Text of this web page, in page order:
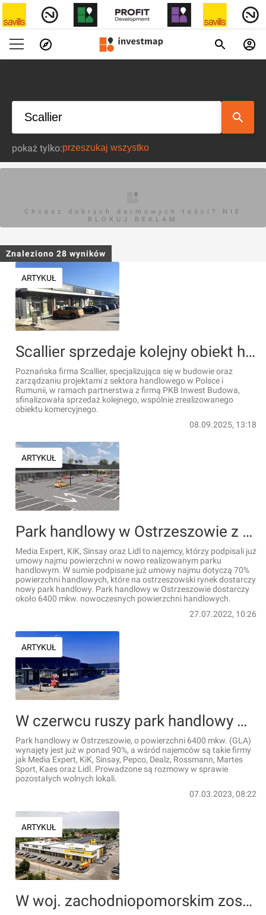
pokaż tylko:
Chcesz dobrych darmowych teści? NIE
BLOKUJ REKLAM
Znaleziono 28 wyników
ARTYKUŁ
Scallier sprzedaje kolejny obiekt handlowy
Poznańska firma Scallier, specjalizująca się w budowie oraz
zarządzaniu projektami z sektora handlowego w Polsce i
Rumunii, w ramach partnerstwa z firmą PKB Inwest Budowa,
sfinalizowała sprzedaż kolejnego, wspólnie zrealizowanego
obiektu komercyjnego.
08.09.2025, 13:18
ARTYKUŁ
Park handlowy w Ostrzeszowie z kilkoma pierwszymi najemcami [WIZUALIZACJE]
Media Expert, KiK, Sinsay oraz Lidl to najemcy, którzy podpisali już
umowy najmu powierzchni w nowo realizowanym parku
handlowym. W sumie podpisane już umowy najmu dotyczą 70%
powierzchni handlowych, które na ostrzeszowski rynek dostarczy
nowy park handlowy. Park handlowy w Ostrzeszowie dostarczy
około 6400 mkw. nowoczesnych powierzchni handlowych.
27.07.2022, 10:26
ARTYKUŁ
W czerwcu ruszy park handlowy w Ostrzeszowie
Park handlowy w Ostrzeszowie, o powierzchni 6400 mkw. (GLA)
wynajęty jest już w ponad 90%, a wśród najemców są takie firmy
jak Media Expert, KiK, Sinsay, Pepco, Dealz, Rossmann, Martes
Sport, Kaes oraz Lidl. Prowadzone są rozmowy w sprawie
pozostałych wolnych lokali.
07.03.2023, 08:22
ARTYKUŁ
W woj. zachodniopomorskim został otwarty nowy park handlowy